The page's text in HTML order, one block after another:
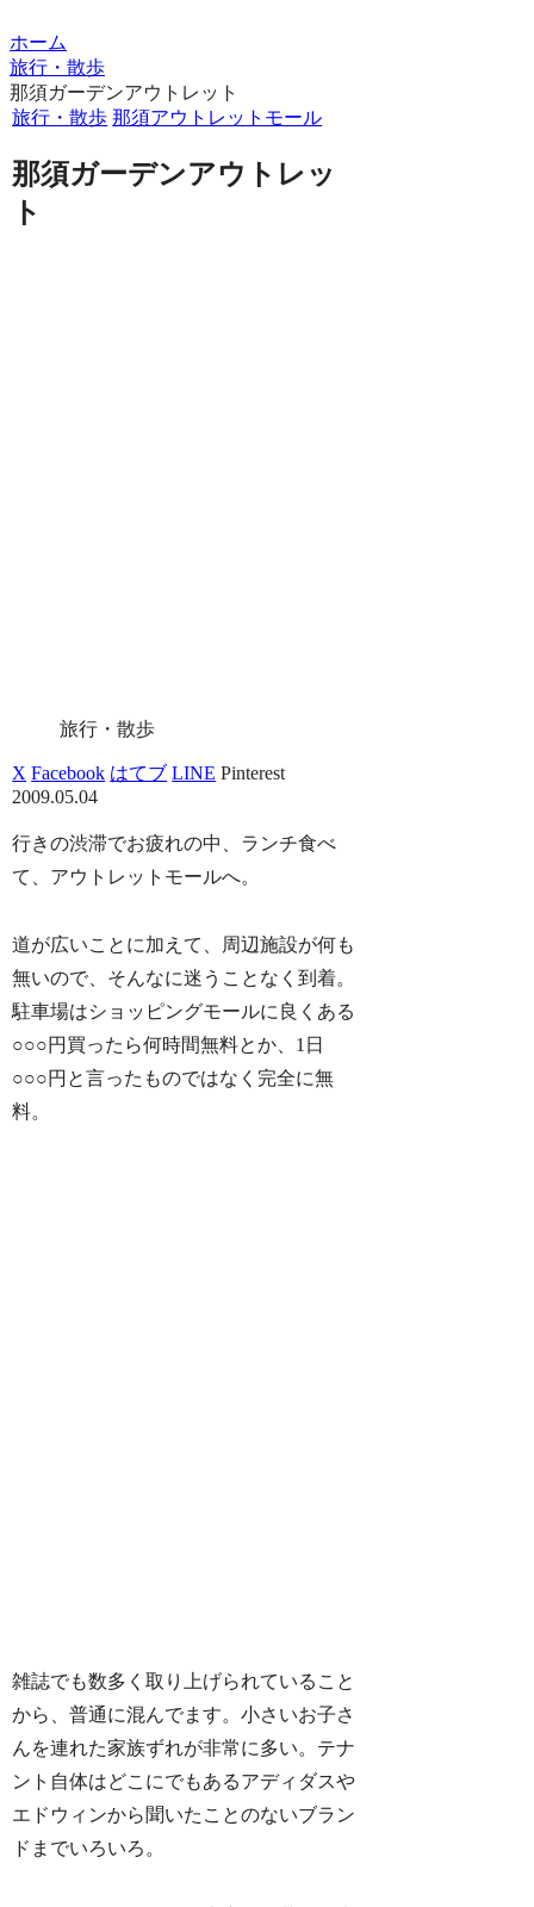
ホーム
旅行・散歩
那須ガーデンアウトレット
旅行・散歩 那須アウトレットモール
那須ガーデンアウトレッ
ト
旅行・散歩
X Facebook はてブ LINE Pinterest
2009.05.04
行きの渋滞でお疲れの中、ランチ食べ
て、アウトレットモールへ。
道が広いことに加えて、周辺施設が何も
無いので、そんなに迷うことなく到着。
駐車場はショッピングモールに良くある
○○○円買ったら何時間無料とか、1日
○○○円と言ったものではなく完全に無
料。
雑誌でも数多く取り上げられていること
から、普通に混んでます。小さいお子さ
んを連れた家族ずれが非常に多い。テナ
ント自体はどこにでもあるアディダスや
エドウィンから聞いたことのないブラン
ドまでいろいろ。